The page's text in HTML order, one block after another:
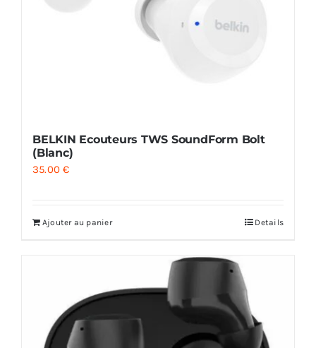
BELKIN Ecouteurs TWS SoundForm Bolt
(Blanc)
35.00€
Ajouter au panier Details